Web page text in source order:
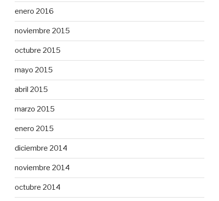
enero 2016
noviembre 2015
octubre 2015
mayo 2015
abril 2015
marzo 2015
enero 2015
diciembre 2014
noviembre 2014
octubre 2014